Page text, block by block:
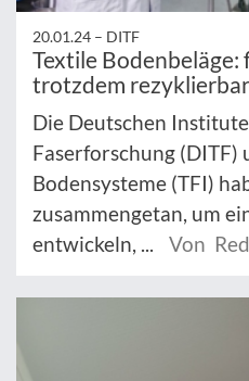
20.01.24 – DITF
Textile
trotzdem rezyklierbar
Die Deutschen
Faserforschung
Bodensysteme (TFI)
zusammengetan, um
entwickeln, ...
Von